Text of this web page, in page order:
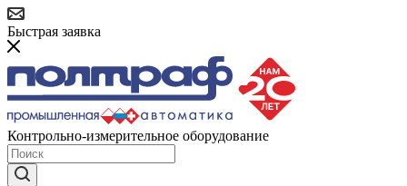
Быстрая заявка
Контрольно-измерительное оборудование